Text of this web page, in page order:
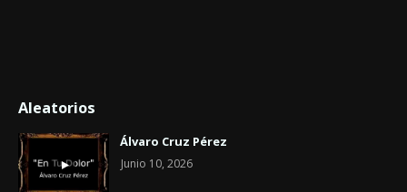
Aleatorios
Álvaro Cruz Pérez
Junio 10, 2026